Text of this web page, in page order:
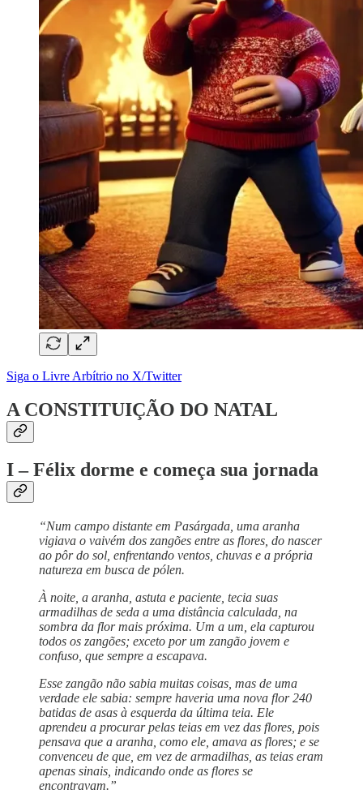
Siga o Livre Arbítrio no X/Twitter
A CONSTITUIÇÃO DO NATAL
I – Félix dorme e começa sua jornada
“Num campo distante em Pasárgada, uma aranha
vigiava o vaivém dos zangões entre as flores, do nascer
ao pôr do sol, enfrentando ventos, chuvas e a própria
natureza em busca de pólen.
À noite, a aranha, astuta e paciente, tecia suas
armadilhas de seda a uma distância calculada, na
sombra da flor mais próxima. Um a um, ela capturou
todos os zangões; exceto por um zangão jovem e
confuso, que sempre a escapava.
Esse zangão não sabia muitas coisas, mas de uma
verdade ele sabia: sempre haveria uma nova flor 240
batidas de asas à esquerda da última teia. Ele
aprendeu a procurar pelas teias em vez das flores, pois
pensava que a aranha, como ele, amava as flores; e se
convenceu de que, em vez de armadilhas, as teias eram
apenas sinais, indicando onde as flores se
encontravam.”